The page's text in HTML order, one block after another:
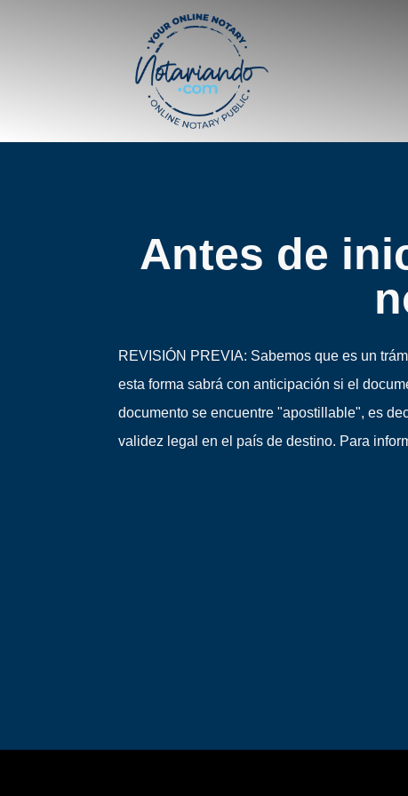
Antes de
REVISIÓN PREVIA: Sabemos que es un
esta forma sabrá con anticipación si el
documento se encuentre "apostillable", es
validez legal en el país de destino. Para